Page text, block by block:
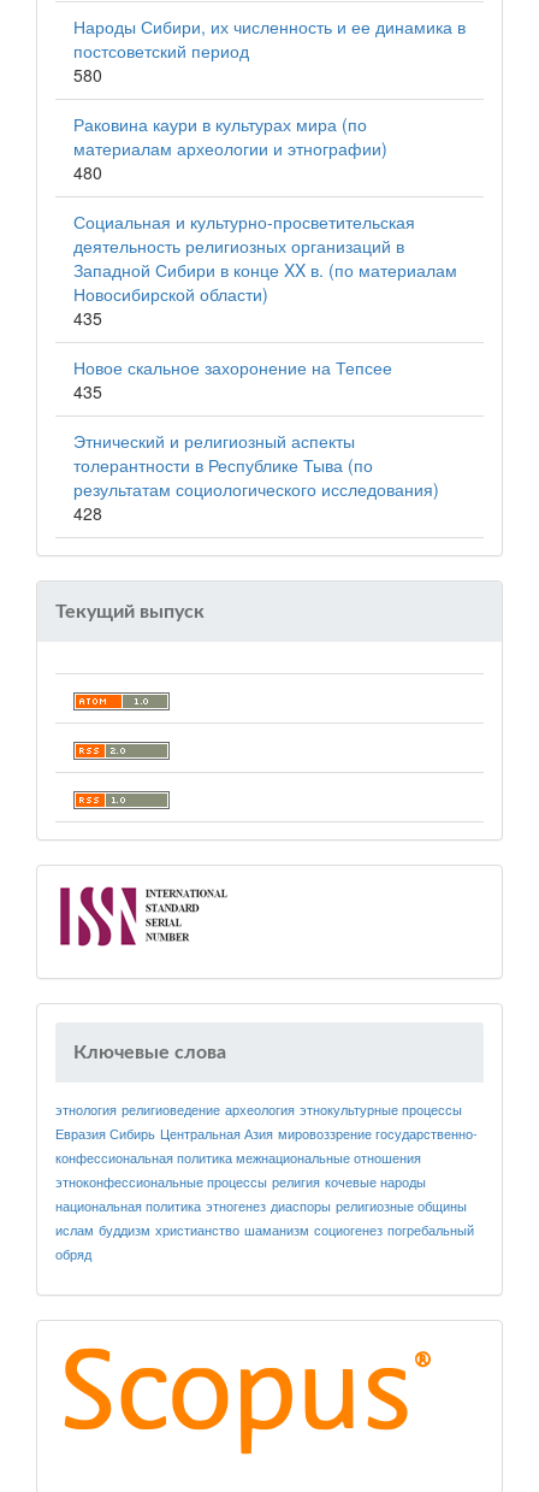
Народы Сибири, их численность и ее динамика в
постсоветский период
580
Раковина каури в культурах мира (по
материалам археологии и этнографии)
480
Социальная и культурно-просветительская
деятельность религиозных организаций в
Западной Сибири в конце XX в. (по материалам
Новосибирской области)
435
Новое скальное захоронение на Тепсее
435
Этнический и религиозный аспекты
толерантности в Республике Тыва (по
результатам социологического исследования)
428
Текущий выпуск
Ключевые слова
этнология религиоведение археология этнокультурные процессы
ЕвразияСибирь Центральная Азия мировоззрениегосударственно-
конфессиональная политикамежнациональные отношения
этноконфессиональные процессы религия кочевые народы
национальная политика этногенез диаспоры религиозные общины
ислам буддизм христианство шаманизм социогенез погребальный
обряд